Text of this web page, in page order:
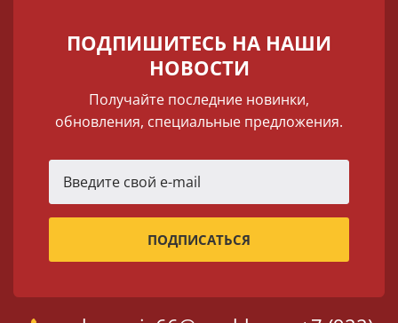
ПОДПИШИТЕСЬ НА НАШИ
НОВОСТИ
Получайте последние новинки,
обновления, специальные предложения.